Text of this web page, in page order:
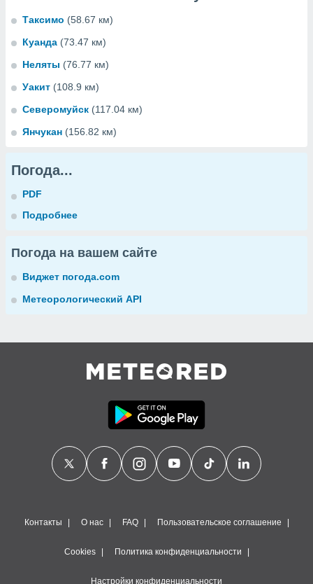
Таксимо (58.67 км)
Куанда (73.47 км)
Неляты (76.77 км)
Уакит (108.9 км)
Северомуйск (117.04 км)
Янчукан (156.82 км)
Погода...
PDF
Подробнее
Погода на вашем сайте
Виджет погода.com
Метеорологический API
Контакты О нас FAQ Пользовательское соглашение
Cookies Политика конфиденциальности
Настройки конфиденциальности